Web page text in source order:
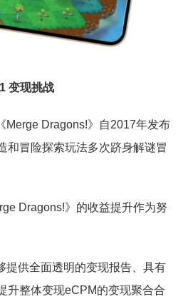
变现挑战
Merge Dragons!》自2017年发布
和冒险探索玩法多次跻身解谜冒
Dragons!》的收益提升作为努
提供全面透明的变现报告、具有
升整体变现eCPM的变现聚合合